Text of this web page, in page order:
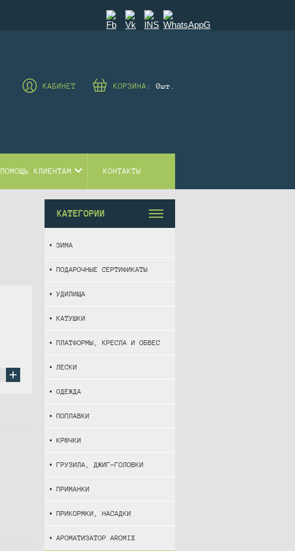
КОРЗИНА:0шт.
КАБИНЕТ
ПОМОЩЬ КЛИЕНТАМ КОНТАКТЫ
КАТЕГОРИИ
ЗИМА
ПОДАРОЧНЫЕ СЕРТИФИКАТЫ
УДИЛИЩА
КАТУШКИ
ПЛАТФОРМЫ, КРЕСЛА И ОБВЕС
ЛЕСКИ
ОДЕЖДА
ПОПЛАВКИ
КРЮЧКИ
ГРУЗИЛА, ДЖИГ-ГОЛОВКИ
ПРИМАНКИ
ПРИКОРМКИ, НАСАДКИ
АРОМАТИЗАТОР AROMIX
+